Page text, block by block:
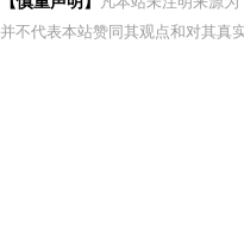
并不代表本站赞同其观点和对其真